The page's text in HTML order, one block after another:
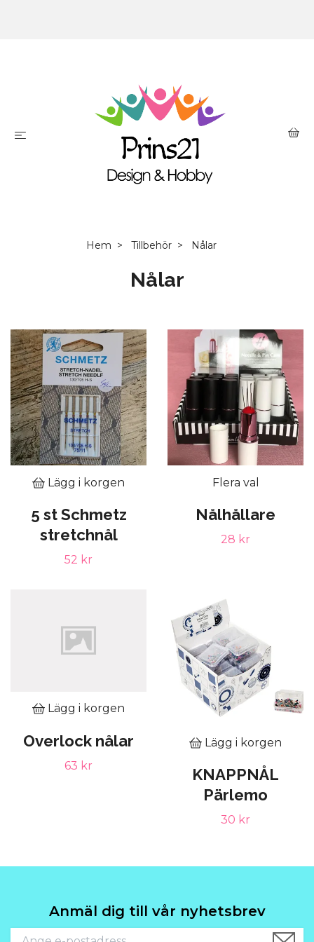
Hem Tillbehör Nålar
Nålar
Lägg i korgen
5 st Schmetz
stretchnål
52 kr
Flera val
Nålhållare
28 kr
Lägg i korgen
Overlock nålar
63 kr
Lägg i korgen
KNAPPNÅL
Pärlemo
30 kr
Anmäl dig till vår nyhetsbrev